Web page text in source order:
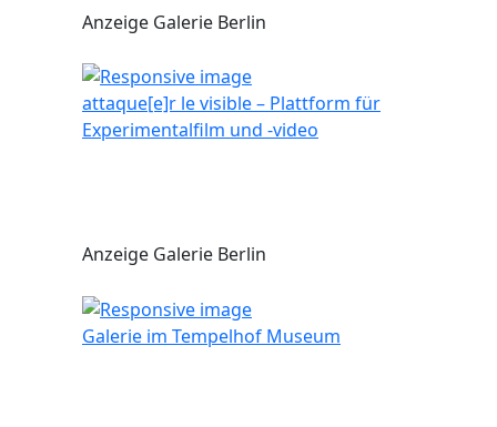
Anzeige Galerie Berlin
attaque[e]r le visible – Plattform für
Experimentalfilm und -video
Anzeige Galerie Berlin
Galerie im Tempelhof Museum